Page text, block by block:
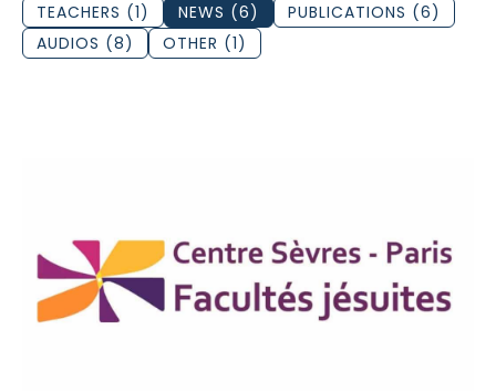
TEACHERS (1)
NEWS (6)
PUBLICATIONS (6)
AUDIOS (8)
OTHER (1)